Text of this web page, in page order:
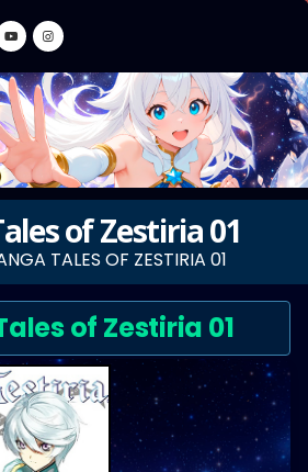
of Zestiria 01
TALES OF ZESTIRIA 01
of Zestiria 01